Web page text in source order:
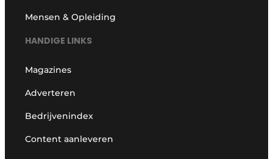
Mensen & Opleiding
HANDIGE LINKS
Magazines
Adverteren
Bedrijvenindex
Content aanleveren